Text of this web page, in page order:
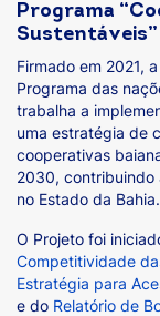
Programa
Sustentáveis”
Firmado em 2021,
Programa das
trabalha a
uma estratégia de
cooperativas
2030, contribuindo
no Estado da Bahia.
O Projeto foi
Competitividade
Estratégia para
e do Relatório de